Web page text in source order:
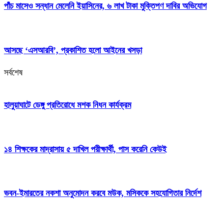
পাঁচ মাসেও সন্ধান মেলেনি ইয়াসিনের, ৬ লাখ টাকা মুক্তিপণ দাবির অভিযোগ
আসছে ‘এসআরবি’, প্রকাশিত হলো আইনের খসড়া
সর্বশেষ
হালুয়াঘাটে ডেঙ্গু প্রতিরোধে মশক নিধন কার্যক্রম
১৪ শিক্ষকের মাদ্রাসায় ৫ দাখিল পরীক্ষার্থী, পাস করেনি কেউই
ভবন-ইমারতের নকশা অনুমোদন করবে মউক, মসিককে সহযোগিতার নির্দেশ